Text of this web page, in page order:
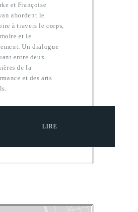
et Françoise
abordent le
à travers le corps,
et le
Un dialogue
entre deux
de la
et des arts
LIRE